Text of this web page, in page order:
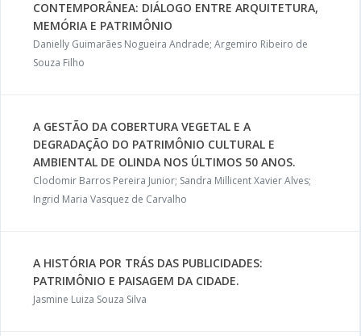
CONTEMPORÂNEA: DIÁLOGO ENTRE ARQUITETURA,
MEMÓRIA E PATRIMÔNIO
Danielly Guimarães Nogueira Andrade; Argemiro Ribeiro de
Souza Filho
A GESTÃO DA COBERTURA VEGETAL E A
DEGRADAÇÃO DO PATRIMÔNIO CULTURAL E
AMBIENTAL DE OLINDA NOS ÚLTIMOS 50 ANOS.
Clodomir Barros Pereira Junior; Sandra Millicent Xavier Alves;
Ingrid Maria Vasquez de Carvalho
A HISTÓRIA POR TRÁS DAS PUBLICIDADES:
PATRIMÔNIO E PAISAGEM DA CIDADE.
Jasmine Luiza Souza Silva